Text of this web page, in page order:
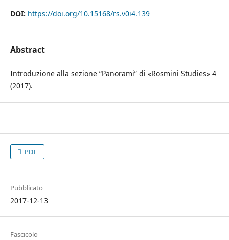
DOI: https://doi.org/10.15168/rs.v0i4.139
Abstract
Introduzione alla sezione “Panorami” di «Rosmini Studies» 4
(2017).
PDF
Pubblicato
2017-12-13
Fascicolo